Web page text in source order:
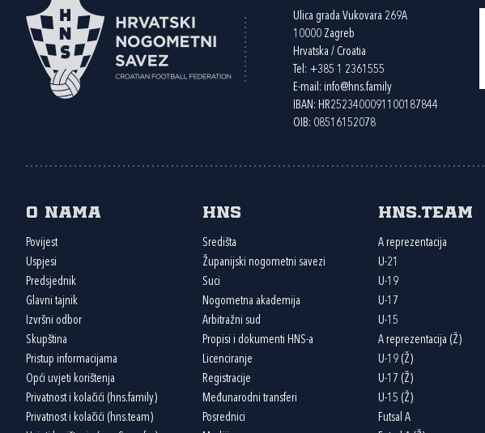
Ulica grada Vukovara 269A
10000 Zagreb
Hrvatska / Croatia
Tel: +385 1 2361555
E-mail: info@hns.family
IBAN: HR2523400091100187844
OIB: 08516152078
O nama
Povijest
Uspjesi
Predsjednik
Glavni tajnik
Izvršni odbor
Skupština
Pristup informacijama
Opći uvjeti korištenja
Privatnost i kolačići (hns.family)
Privatnost i kolačići (hns.team)
HNS
Središta
Županijski nogometni savezi
Suci
Nogometna akademija
Arbitražni sud
Propisi i dokumenti HNS-a
Licenciranje
Registracije
Međunarodni transferi
Posrednici
HNS.team
A reprezentacija
U-21
U-19
U-17
U-15
A reprezentacija (Ž)
U-19 (Ž)
U-17 (Ž)
U-15 (Ž)
Futsal A